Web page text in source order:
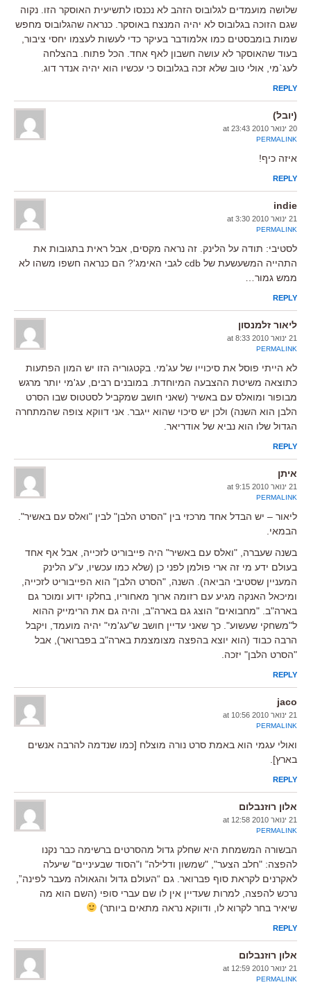
שלושה מועמדים לגלובוס הזהב לא נכנסו לתשיעית האוסקר הזו. נקוה
שגם הזוכה בגלובוס לא יהיה המנצח באוסקר. כנראה שהגלובוס מחפש
שמות בומבסטים כמו אלמודבר בעיקר כדי לעשות לעצמו יחסי ציבור,
בעוד שהאוסקר לא עושה חשבון לאף אחד. הכל פתוח. בהצלחה
לעג`מי, אולי טוב שלא זכה בגלובוס כי עכשיו הוא יהיה אנדר דוג.
REPLY
(יובל)
20 ינואר 2010 at 23:43
PERMALINK
איזה כיף!
REPLY
indie
21 ינואר 2010 at 3:30
PERMALINK
לסטיבי: תודה על הלינק. זה נראה מקסים, אבל ראית בתגובות את
התהייה המשעשעת של cdb לגבי האימג'? הם כנראה חשפו משהו לא
ממש גמור…
REPLY
ליאור זלמנסון
21 ינואר 2010 at 8:33
PERMALINK
לא הייתי פוסל את סיכוייו של עג'מי. בקטגוריה הזו יש המון הפתעות
כתוצאה משיטת ההצבעה המיוחדת. במובנים רבים, עג'מי יותר מרגש
מבופור ומואלס עם באשיר (שאני חושב שמקביל לסטטוס שבו הסרט
הלבן הוא השנה) ולכן יש סיכוי שהוא ייגבר. אני דווקא צופה שהמתחרה
הגדול שלו הוא נביא של אודריאר.
REPLY
איתן
21 ינואר 2010 at 9:15
PERMALINK
ליאור – יש הבדל אחד מרכזי בין "הסרט הלבן" לבין "ואלס עם באשיר".
הבמאי.
בשנה שעברה, "ואלס עם באשיר" היה פייבוריט לזכייה, אבל אף אחד
בעולם ידע מי זה ארי פולמן לפני כן (שלא כמו עכשיו, ע"ע הלינק
המעניין שסטיבי הביאה). השנה, "הסרט הלבן" הוא הפייבוריט לזכייה,
ומיכאל האנקה מגיע עם רזומה ארוך מאחוריו, בחלקו ידוע ומוכר גם
בארה"ב. "מחבואים" הוצג גם בארה"ב, והיה גם את הרימייק ההוא
ל"משחקי שעשוע". כך שאני עדיין חושב ש"עג'מי" יהיה מועמד, ויקבל
הרבה כבוד (הוא יוצא בהפצה מצומצמת בארה"ב בפברואר), אבל
"הסרט הלבן" יזכה.
REPLY
jaco
21 ינואר 2010 at 10:56
PERMALINK
ואולי עגמי הוא באמת סרט נורה מוצלח [כמו שנדמה להרבה אנשים
בארץ].
REPLY
אלון רוזנבלום
21 ינואר 2010 at 12:58
PERMALINK
הבשורה המשמחת היא שחלק גדול מהסרטים ברשימה כבר נקנו
להפצה: "חלב הצער", "שמשון ודלילה" ו"הסוד שבעיניים" שיעלה
לאקרנים לקראת סוף פברואר. גם “העולם גדול והגאולה מעבר לפינה”,
נרכש להפצה, למרות שעדיין אין לו שם עברי סופי (השם הוא מה
שיאיר בחר לקרוא לו, ודווקא נראה מתאים ביותר)
REPLY
אלון רוזנבלום
21 ינואר 2010 at 12:59
PERMALINK